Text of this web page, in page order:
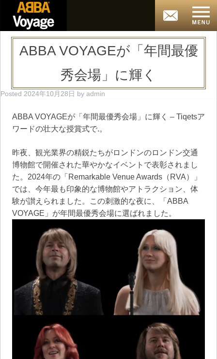
ABBA VOYAGEが「年間最優
秀会場」に輝く
Posted 2024年10月28日 by admin
ABBA VOYAGEが「年間最優秀会場」に輝く – Tiqetsア
ワードの壮大な授賞式で.。
昨夜、観光業界の精鋭たちがロンドンのロンドン交通
博物館で開催された華やかなイベントで表彰されまし
た。2024年の「Remarkable Venue Awards（RVA）」
では、今年最も印象的な博物館やアトラクション、体
験が讃えられました。この刺激的な夜に、「ABBA
VOYAGE」が年間最優秀会場に選ばれました。